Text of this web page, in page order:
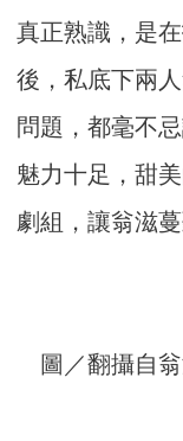
真正熟識，是
後，私底下兩
問題，都毫不
魅力十足，甜
劇組，讓翁滋
圖／翻攝自